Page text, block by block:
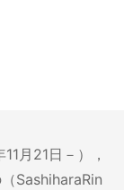
月21日－），
SashiharaRin